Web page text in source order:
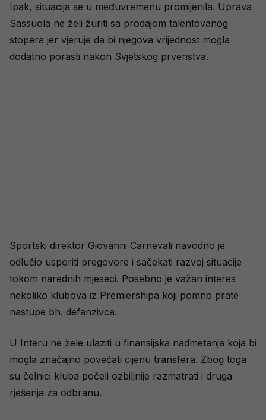
Ipak, situacija se u međuvremenu promijenila. Uprava
Sassuola ne želi žuriti sa prodajom talentovanog
stopera jer vjeruje da bi njegova vrijednost mogla
dodatno porasti nakon Svjetskog prvenstva.
Sportski direktor Giovanni Carnevali navodno je
odlučio usporiti pregovore i sačekati razvoj situacije
tokom narednih mjeseci. Posebno je važan interes
nekoliko klubova iz Premiershipa koji pomno prate
nastupe bh. defanzivca.
U Interu ne žele ulaziti u finansijska nadmetanja koja bi
mogla značajno povećati cijenu transfera. Zbog toga
su čelnici kluba počeli ozbiljnije razmatrati i druga
rješenja za odbranu.